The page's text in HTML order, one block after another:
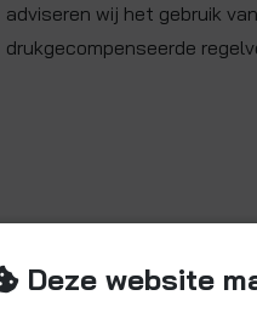
adviseren wij het gebruik
drukgecompenseerde
Deze website